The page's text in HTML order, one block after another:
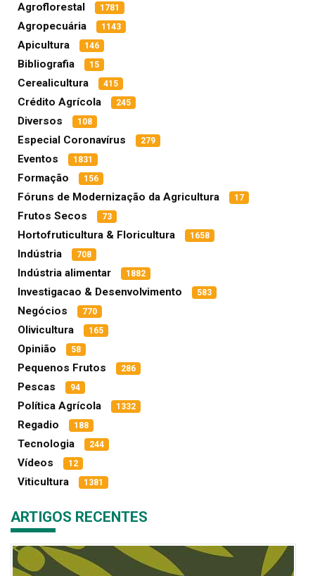
Agroflorestal 1781
Agropecuária 1143
Apicultura 146
Bibliografia 15
Cerealicultura 415
Crédito Agrícola 245
Diversos 108
Especial Coronavírus 279
Eventos 1831
Formação 156
Fóruns de Modernização da Agricultura 17
Frutos Secos 73
Hortofruticultura & Floricultura 1658
Indústria 708
Indústria alimentar 1882
Investigacao & Desenvolvimento 583
Negócios 770
Olivicultura 165
Opinião 58
Pequenos Frutos 286
Pescas 94
Política Agrícola 1332
Regadio 188
Tecnologia 244
Vídeos 12
Viticultura 1381
ARTIGOS RECENTES